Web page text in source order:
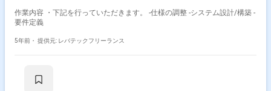
作業内容 ・下記を行っていただきます。 -仕様の調整 -システム設計/構築 -
要件定義
5年前・ 提供元: レバテックフリーランス